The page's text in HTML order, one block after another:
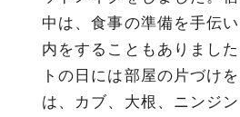
中は、食事の準備を手伝
内をすることもありまし
トの日には部屋の片づけ
は、カブ、大根、ニンジ